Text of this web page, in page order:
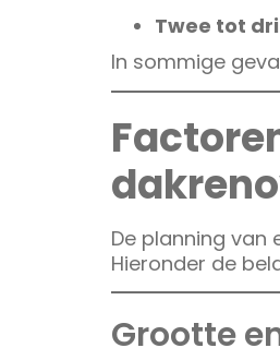
Twee tot
In sommige
De planning
Hieronder de
Grootte